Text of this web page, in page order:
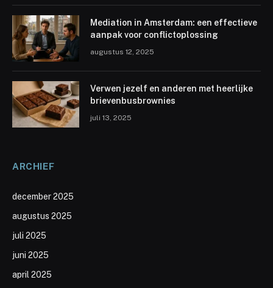
Mediation in Amsterdam: een effectieve
aanpak voor conflictoplossing
augustus 12, 2025
Verwen jezelf en anderen met heerlijke
brievenbusbrownies
juli 13, 2025
ARCHIEF
december 2025
augustus 2025
juli 2025
juni 2025
april 2025